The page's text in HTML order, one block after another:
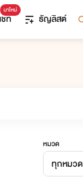
มาใหม่
ท ธัญลิสต์
หมวด
ทุกหมวด